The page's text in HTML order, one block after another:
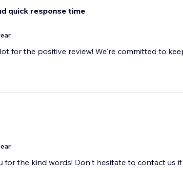
quick response time
for the positive review! We're committed to
for the kind words! Don't hesitate to contact us